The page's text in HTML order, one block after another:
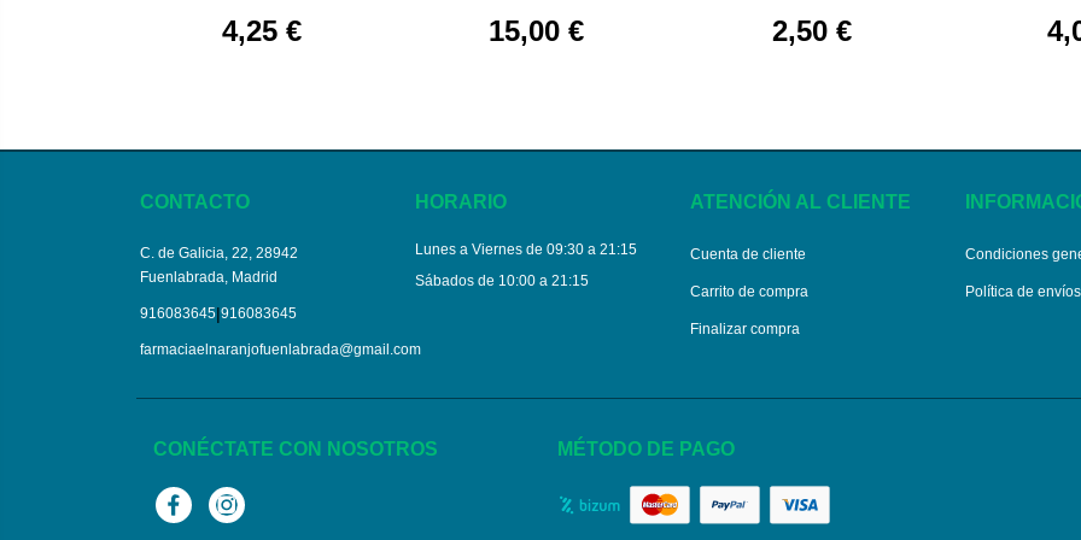
4,25 € 15,00 € 2,50 €
CONTACTO
C. de Galicia, 22, 28942
Fuenlabrada, Madrid
916083645|916083645
farmaciaelnaranjofuenlabrada@gmail.com
HORARIO
Lunes a Viernes de 09:30 a 21:15
Sábados de 10:00 a 21:15
ATENCIÓN AL CLIENTE
Cuenta de cliente
Carrito de compra
Finalizar compra
Condiciones
Política de
CONÉCTATE CON NOSOTROS
FacebookInstagram
MÉTODO DE PAGO